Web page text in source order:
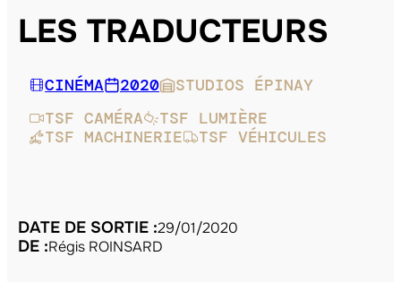
LES TRADUCTEURS
CINÉMA 2020
STUDIOS ÉPINAY
TSF CAMÉRA
TSF LUMIÈRE
TSF MACHINERIE
TSF VÉHICULES
DATE DE SORTIE :29/01/2020
DE :Régis ROINSARD